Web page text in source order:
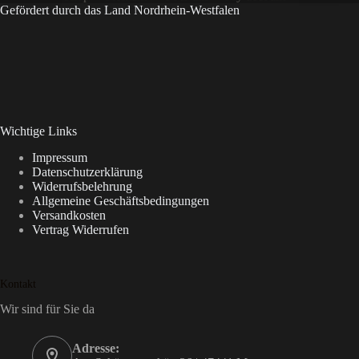
Gefördert durch das Land Nordrhein-Westfalen
Wichtige Links
Impressum
Datenschutzerklärung
Widerrufsbelehrung
Allgemeine Geschäftsbedingungen
Versandkosten
Vertrag Widerrufen
Kontakt
Wir sind für Sie da
Adresse: